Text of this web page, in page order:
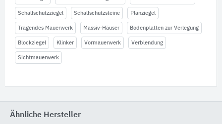
Schallschutzziegel Schallschutzsteine Planziegel
Tragendes Mauerwerk Massiv-Häuser Bodenplatten zur Verlegung
Blockziegel Klinker Vormauerwerk Verblendung
Sichtmauerwerk
Ähnliche Hersteller